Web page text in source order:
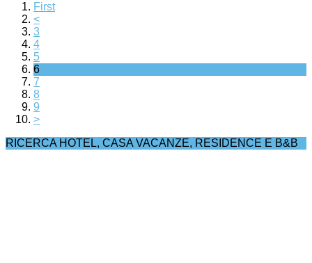
First
<
3
4
5
6
7
8
9
>
RICERCA HOTEL, CASA VACANZE, RESIDENCE E B&B